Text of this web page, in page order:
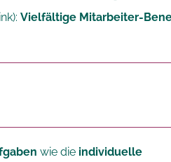
Vielfältige Mitarbeiter-
wie die individuelle